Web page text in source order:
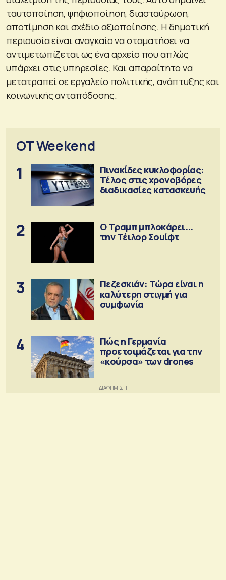
ταυτοποίηση, ψηφιοποίηση, διασταύρωση,
αποτίμηση και σχέδιο αξιοποίησης. Η δημοτική
περιουσία είναι αναγκαίο να σταματήσει να
αντιμετωπίζεται ως ένα αρχείο που απλώς
υπάρχει στις υπηρεσίες. Και απαραίτητο να
μετατραπεί σε εργαλείο πολιτικής, ανάπτυξης και
κοινωνικής ανταπόδοσης.
OT Weekend
1
Πινακίδες κυκλοφορίας:
Τέλος στις χρονοβόρες
διαδικασίες κατασκευής
2
Ο Τραμπ μπλοκάρει...
την Τέιλορ Σουίφτ
3
Πεζεσκιάν: Τώρα είναι η
καλύτερη στιγμή για
συμφωνία
4
Πώς η Γερμανία
προετοιμάζεται για την
«κούρσα» των drones